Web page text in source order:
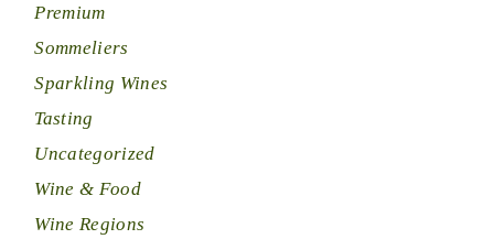
Premium
Sommeliers
Sparkling Wines
Tasting
Uncategorized
Wine & Food
Wine Regions